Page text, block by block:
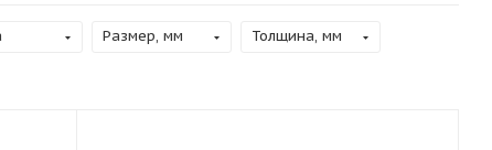
Размер, мм Толщина, мм